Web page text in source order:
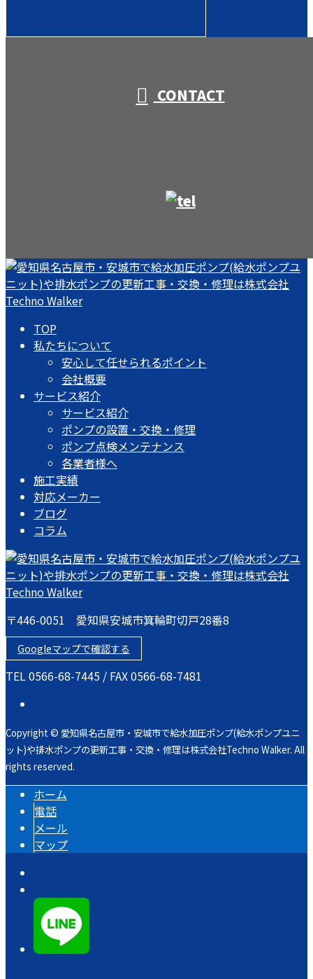
CONTACT
TOP
私たちについて
安心して任せられるポイント
会社概要
サービス紹介
サービス紹介
ポンプの設置・交換・修理
ポンプ点検メンテナンス
各業者様へ
施工実績
対応メーカー
ブログ
コラム
〒446-0051 愛知県安城市箕輪町切戸28番8
Googleマップで確認する
TEL 0566-68-7445 / FAX 0566-68-7481
Copyright © 愛知県名古屋市・安城市で給水加圧ポンプ(給水ポンプユニ
ット)や排水ポンプの更新工事・交換・修理は株式会社Techno Walker. All
rights reserved.
ホーム
電話
メール
マップ